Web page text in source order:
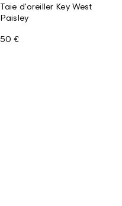
Taie d'oreiller Key West
Paisley
50 €